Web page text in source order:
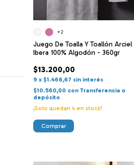
Juego De Toalla Y Toallón Arciel
Ibera 100% Algodón - 360gr
$13.200,00
9 x $1.466,67 sin interés
$10.560,00 con Transferencia o
depósito
¡Solo quedan4en stock!
+2
Comprar